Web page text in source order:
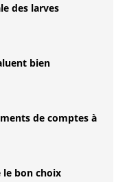
des larves
bien
de comptes à
le bon choix